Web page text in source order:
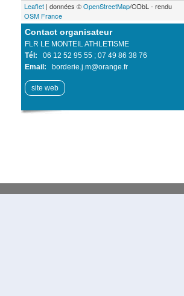
Leaflet | données ©OpenStreetMap/ODbL - rendu
OSM France
Contact organisateur
FLR LE MONTEIL ATHLETISME
Tél: 06 12 52 95 55 ; 07 49 86 38 76
Email: borderie.j.m@orange.fr
site web